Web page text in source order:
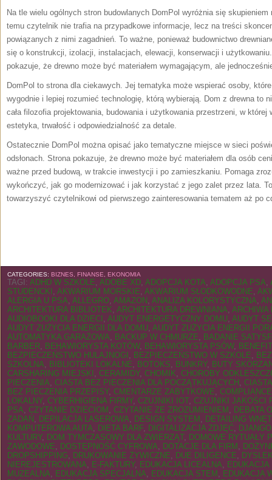
Na tle wielu ogólnych stron budowlanych DomPol wyróżnia się
temu czytelnik nie trafia na przypadkowe informacje, lecz na treści
powiązanych z nimi zagadnień. To ważne, ponieważ budownictwo
się o konstrukcji, izolacji, instalacjach, elewacji, konserwacji i
pokazuje, że drewno może być materiałem wymagającym, ale
DomPol to strona dla ciekawych. Jej tematyka może wspierać osoby,
wygodnie i lepiej rozumieć technologię, którą wybierają. Dom z drewna to
cała filozofia projektowania, budowania i użytkowania przestrzeni, w której
estetyka, trwałość i odpowiedzialność za detale.
Ostatecznie DomPol można opisać jako tematyczne miejsce w sieci
odsłonach. Strona pokazuje, że drewno może być materiałem dla osób
ważne przed budową, w trakcie inwestycji i po zamieszkaniu. Pomaga
wykończyć, jak go modernizować i jak korzystać z jego zalet przez lata.
towarzyszyć czytelnikowi od pierwszego zainteresowania tematem aż po
CATEGORIES: BIZNES, FINANSE, EKONOMIA
TAGI: ADHD W SZKOLE, ADOBE XD, ADOPCJA KOTA, ADOPCJA PSA,
STUDENCKI , AKWARIUM MORSKIE, AKWARIUM SŁODKOWODNE,
ALERGIA U PSA, ALLEGRO, AMAZON , ANALIZA KOLORYSTYCZNA,
ARCHITEKTURA BIBLIOTEK, ARCHITEKTURA DREWNIANA, ARCHIWA
AUDIOBOOKI DLA DZIECI , AUDYT ENERGETYCZNY DOMU, AUDYT
AUDYT ZUŻYCIA ENERGII DLA DOMU, AUDYT ZUŻYCIA ENERGII
AUTOMATYKA GARAŻOWA, BACKUP W CHMURZE, BADANIE
BARBER, BEHAWIORYSTA KOTÓW, BEHAWIORYSTA PSÓW,
BEZPIECZEŃSTWO HULAJNOGI , BEZPIECZEŃSTWO W SZKOLE,
SZKOLNA, BIBLIOTEKI LOKALNE, BOTOKS, BUNKRY, BUTY
CARSHARING MIEJSKI , CERAMIDY, CHOMIK, CHOROBY
PIECZENIA, CIASTA BEZ PIECZENIA DLA POCZĄTKUJĄCYCH ,
BEZ PIECZENIA PRZEPISY, CMENTARZE ZABYTKOWE, COMPLIANCE
LOKALNY, CYBERHIGIENA FIRMY, CZUJNIKI IOT, CZUJNIKI JAKOŚCI
PSA, CZYTANIE DZIECIOM , CZYTANIE ZE ZROZUMIENIEM , DEBATA
ZADAŃ , DEPILACJA LASEROWA, DESIGN SYSTEM , DETAILING
KOMPUTEROWA AUTA, DIETA BARF, DIGITALIZACJA ZDJĘĆ, DJANGO
KULTURY, DOM TYMCZASOWY DLA ZWIERZĄT, DOMOWE RYTUAŁY
ZAWODOWE, DOSTĘPNOŚĆ CYFROWA, DOTACJE DLA FIRM ,
DROPSHIPPING, DRUKOWANIE ŻYWICZNE, DUE DILIGENCE,
NIEREJESTROWANA, E-FAKTURY, EDUKACJA LICEALNA,
MUZEALNA, EDUKACJA SPECJALNA, EDUKACJA STEM , EDUKACJA